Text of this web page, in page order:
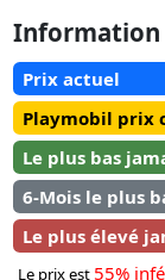
Information
Prix actuel
Playmobil prix
Le plus bas
6-Mois le plus
Le plus élevé
Le prix est 55%